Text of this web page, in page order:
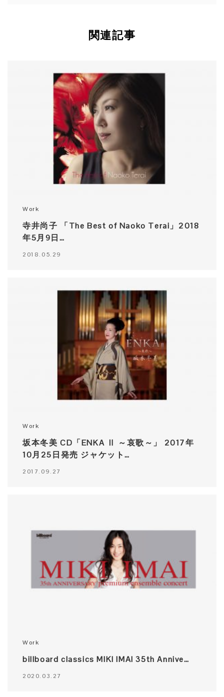
関連記事
Work
寺井尚子 「The Best of Naoko Terai」2018
年5月9日…
2018.05.29
Work
坂本冬美 CD「ENKA Ⅱ ～哀歌～」 2017年
10月25日発売 ジャケット…
2017.09.27
Work
billboard classics MIKI IMAI 35th Annive…
2020.03.27